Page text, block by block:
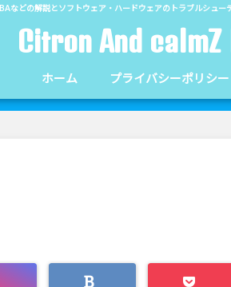
などの解説とソフトウェア・ハードウェアのトラブルシュー
Citron And calmZ
ホーム プライバシーポリシー